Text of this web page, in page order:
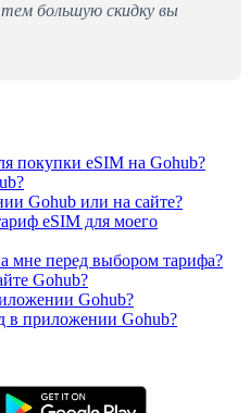
большую скидку вы
покупки eSIM на Gohub?
Gohub или на сайте?
eSIM для моего
мне перед выбором тарифа?
Gohub?
Gohub?
в приложении Gohub?